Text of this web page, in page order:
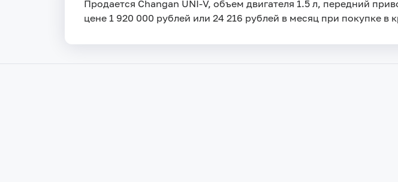
Продается Changan UNI-V, объем двигателя 1.5 л, передний
цене 1 920 000 рублей или 24 216 рублей в месяц при покупке в